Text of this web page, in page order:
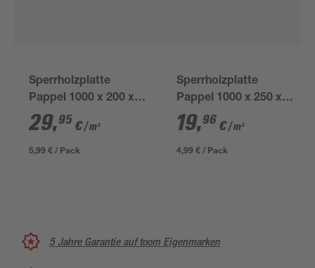
Sperrholzplatte
Pappel 1000 x 200 x 5
mm
29,95 €/ m²
5,99 € / Pack
Sperrholzplatte
Pappel 1000 x 250 x 3
mm
19,96 €/ m²
4,99 € / Pack
5 Jahre Garantie auf toom Eigenmarken